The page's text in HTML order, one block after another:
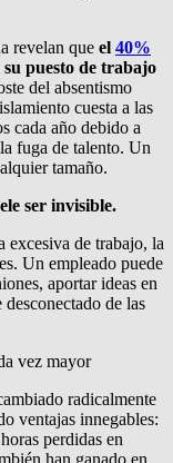
revelan que el 40%
su puesto de trabajo
del absentismo
cuesta a las
cada año debido a
fuga de talento. Un
tamaño.
ser invisible.
excesiva de trabajo, la
Un empleado puede
aportar ideas en
de las
vez mayor
radicalmente
ventajas innegables:
perdidas en
han ganado en